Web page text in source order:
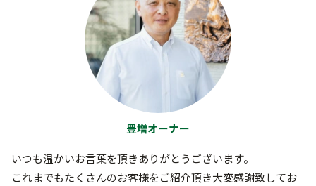
豊増オーナー
いつも温かいお言葉を頂きありがとうございます。
これまでもたくさんのお客様をご紹介頂き大変感謝致してお